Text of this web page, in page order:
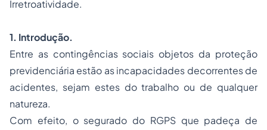
Irretroatividade.
1. Introdução.
Entre as contingências sociais objetos da proteção
previdenciária estão as incapacidades decorrentes de
acidentes, sejam estes do trabalho ou de qualquer
natureza.
Com efeito, o segurado do RGPS que padeça de